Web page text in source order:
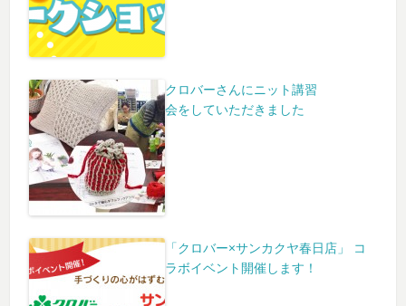
クロバーさんにニット講習
会をしていただきました
「クロバー×サンカクヤ春日店」 コ
ラボイベント開催します！